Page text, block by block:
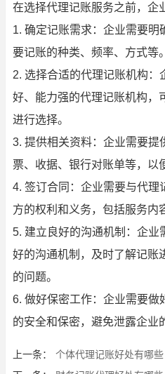
在选择代理记账服务之前，企
1. 确定记账需求：企业需要明
要记账的种类、频率、方式等。
2. 选择合适的代理记账机构：
好、能力强的代理记账机构，
进行选择。
3. 提供相关资料：企业需要提
票、收据、银行对账单等，以
4. 签订合同：企业需要与代理
方的权利和义务，包括服务内
5. 建立良好的沟通机制：企业
好的沟通机制，及时了解记账
的问题。
6. 做好保密工作：企业需要做
的安全和保密，避免泄露企业
上一条：
个体代理记账好处有哪些